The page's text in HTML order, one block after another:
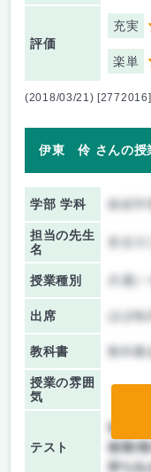
評価
充実
楽単
(2018/03/21) [2772016]
伊東 伶 さんの授
学部 学科 政経
担当の先生
名
授業種別 共通(
出席 ほぼ毎
教科書 教科書
授業の雰囲
気
テスト
前期/中
後期/期
持ち込